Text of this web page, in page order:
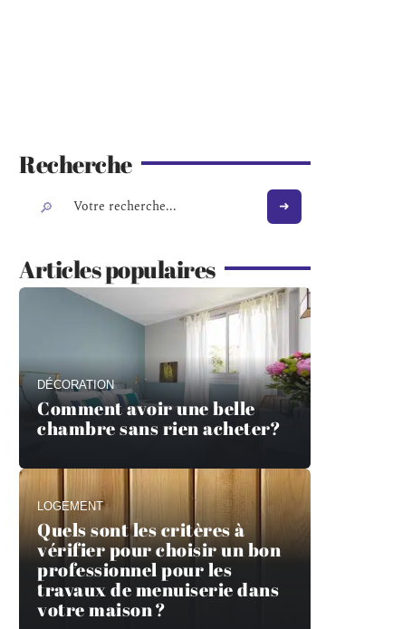
Recherche
Articles populaires
DÉCORATION
Comment avoir une belle
chambre sans rien acheter?
LOGEMENT
Quels sont les critères à
vérifier pour choisir un bon
professionnel pour les
travaux de menuiserie dans
votre maison ?